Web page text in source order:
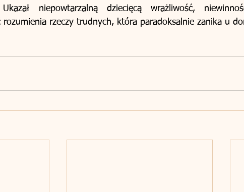
Ukazał niepowtarzalną dziecięcą wrażliwość,
rozumienia rzeczy trudnych, która paradoksalnie zanika u